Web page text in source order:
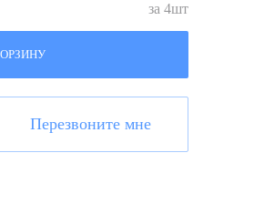
за 4шт
Перезвоните мне